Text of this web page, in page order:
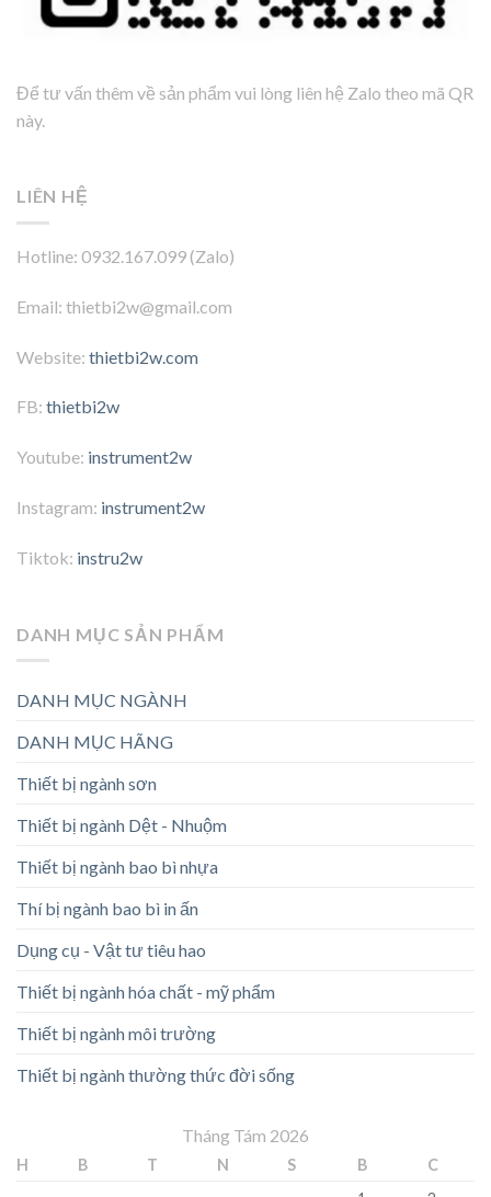
Để tư vấn thêm về sản phẩm vui lòng liên hệ Zalo theo mã QR
này.
LIÊN HỆ
Hotline: 0932.167.099 (Zalo)
Email: thietbi2w@gmail.com
Website: thietbi2w.com
FB: thietbi2w
Youtube: instrument2w
Instagram: instrument2w
Tiktok: instru2w
DANH MỤC SẢN PHẨM
DANH MỤC NGÀNH
DANH MỤC HÃNG
Thiết bị ngành sơn
Thiết bị ngành Dệt - Nhuộm
Thiết bị ngành bao bì nhựa
Thí bị ngành bao bì in ấn
Dụng cụ - Vật tư tiêu hao
Thiết bị ngành hóa chất - mỹ phẩm
Thiết bị ngành môi trường
Thiết bị ngành thường thức đời sống
Tháng Tám 2026
H B T N S B
C